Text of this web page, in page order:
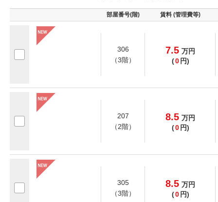
部屋番号(階) 賃料 (管理費等)
306
（3階）
7.5 万円
(0 円)
207
（2階）
8.5 万円
(0 円)
305
（3階）
8.5 万円
(0 円)